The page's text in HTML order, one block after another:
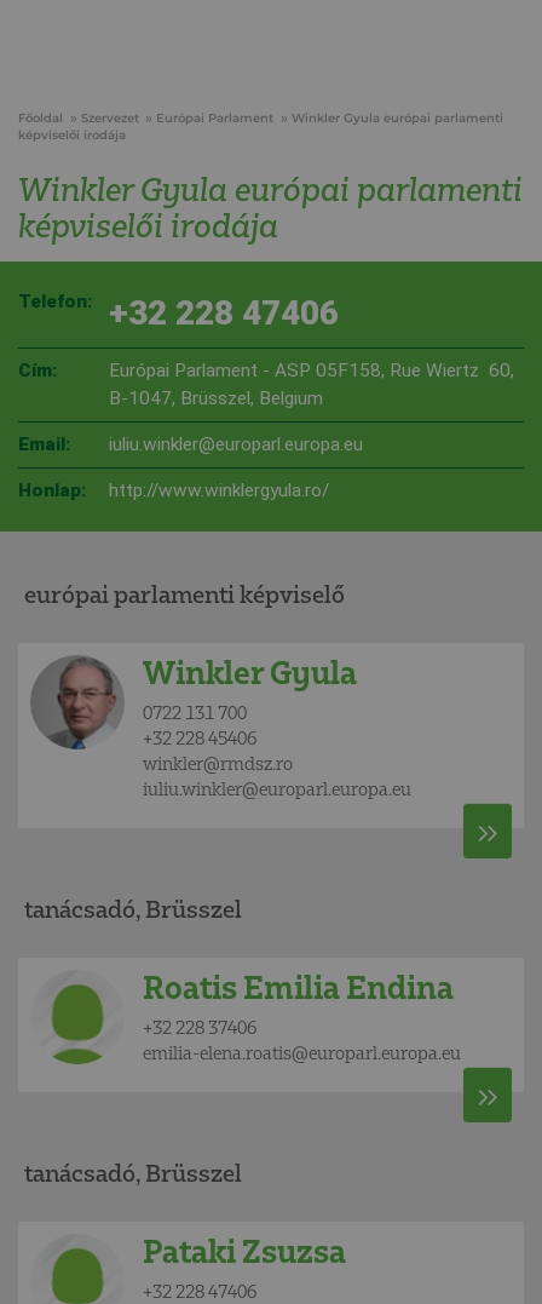
Főoldal Szervezet Európai Parlament
Winkler Gyula európai parlamenti
képviselői irodája
Winkler Gyula európai parlamenti
képviselői irodája
Telefon: +32 228 47406
Cím:
Európai Parlament - ASP 05F158, Rue Wiertz 60,
B-1047, Brüsszel, Belgium
Email: iuliu.winkler@europarl.europa.eu
Honlap: http://www.winklergyula.ro/
európai parlamenti képviselő
Winkler Gyula
0722 131 700
+32 228 45406
winkler@rmdsz.ro
iuliu.winkler@europarl.europa.eu
tanácsadó, Brüsszel
Roatis Emilia Endina
+32 228 37406
emilia-elena.roatis@europarl.europa.eu
tanácsadó, Brüsszel
Pataki Zsuzsa
+32 228 47406